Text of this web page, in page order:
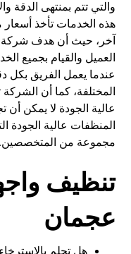
والتي تتم بمنتهى الدقة
هذه الخدمات تأخذ
آخر، حيث أن هدف
العميل والقيام بجميع
عندما يعمل الفريق
المختلفة، كما أن
عالية الجودة لا يمكن
المنظفات عالية الجودة
مجموعة من المتخصصين.
تنظيف
عجمان
هل تحلم